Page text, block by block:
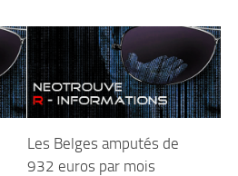
Les Belges amputés de
932 euros par mois